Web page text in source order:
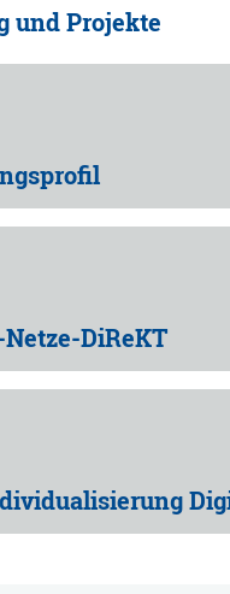
und Projekte
DiReKT